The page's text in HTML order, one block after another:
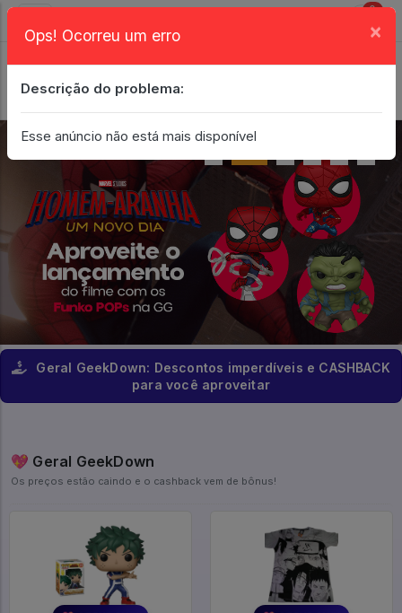
0
Geral GeekDown: Descontos imperdíveis e CASHBACK
para você aproveitar
💖 Geral GeekDown
Os preços estão caindo e o cashback vem de bônus!
Ops! Ocorreu um erro ×
Descrição do problema:
Esse anúncio não está mais disponível